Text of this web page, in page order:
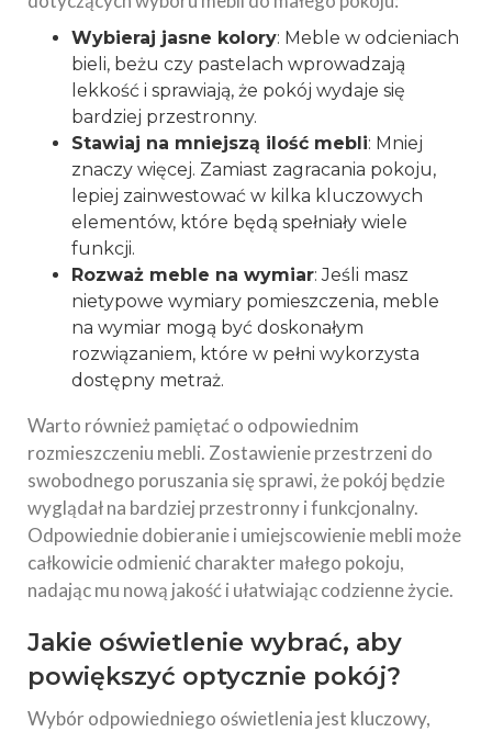
Wybieraj jasne kolory: Meble w odcieniach
bieli, beżu czy pastelach wprowadzają
lekkość i sprawiają, że pokój wydaje się
bardziej przestronny.
Stawiaj na mniejszą ilość mebli: Mniej
znaczy więcej. Zamiast zagracania pokoju,
lepiej zainwestować w kilka kluczowych
elementów, które będą spełniały wiele
funkcji.
Rozważ meble na wymiar: Jeśli masz
nietypowe wymiary pomieszczenia, meble
na wymiar mogą być doskonałym
rozwiązaniem, które w pełni wykorzysta
dostępny metraż.
Warto również pamiętać o odpowiednim
rozmieszczeniu mebli. Zostawienie przestrzeni do
swobodnego poruszania się sprawi, że pokój będzie
wyglądał na bardziej przestronny i funkcjonalny.
Odpowiednie dobieranie i umiejscowienie mebli może
całkowicie odmienić charakter małego pokoju,
nadając mu nową jakość i ułatwiając codzienne życie.
Jakie oświetlenie wybrać, aby
powiększyć optycznie pokój?
Wybór odpowiedniego oświetlenia jest kluczowy,